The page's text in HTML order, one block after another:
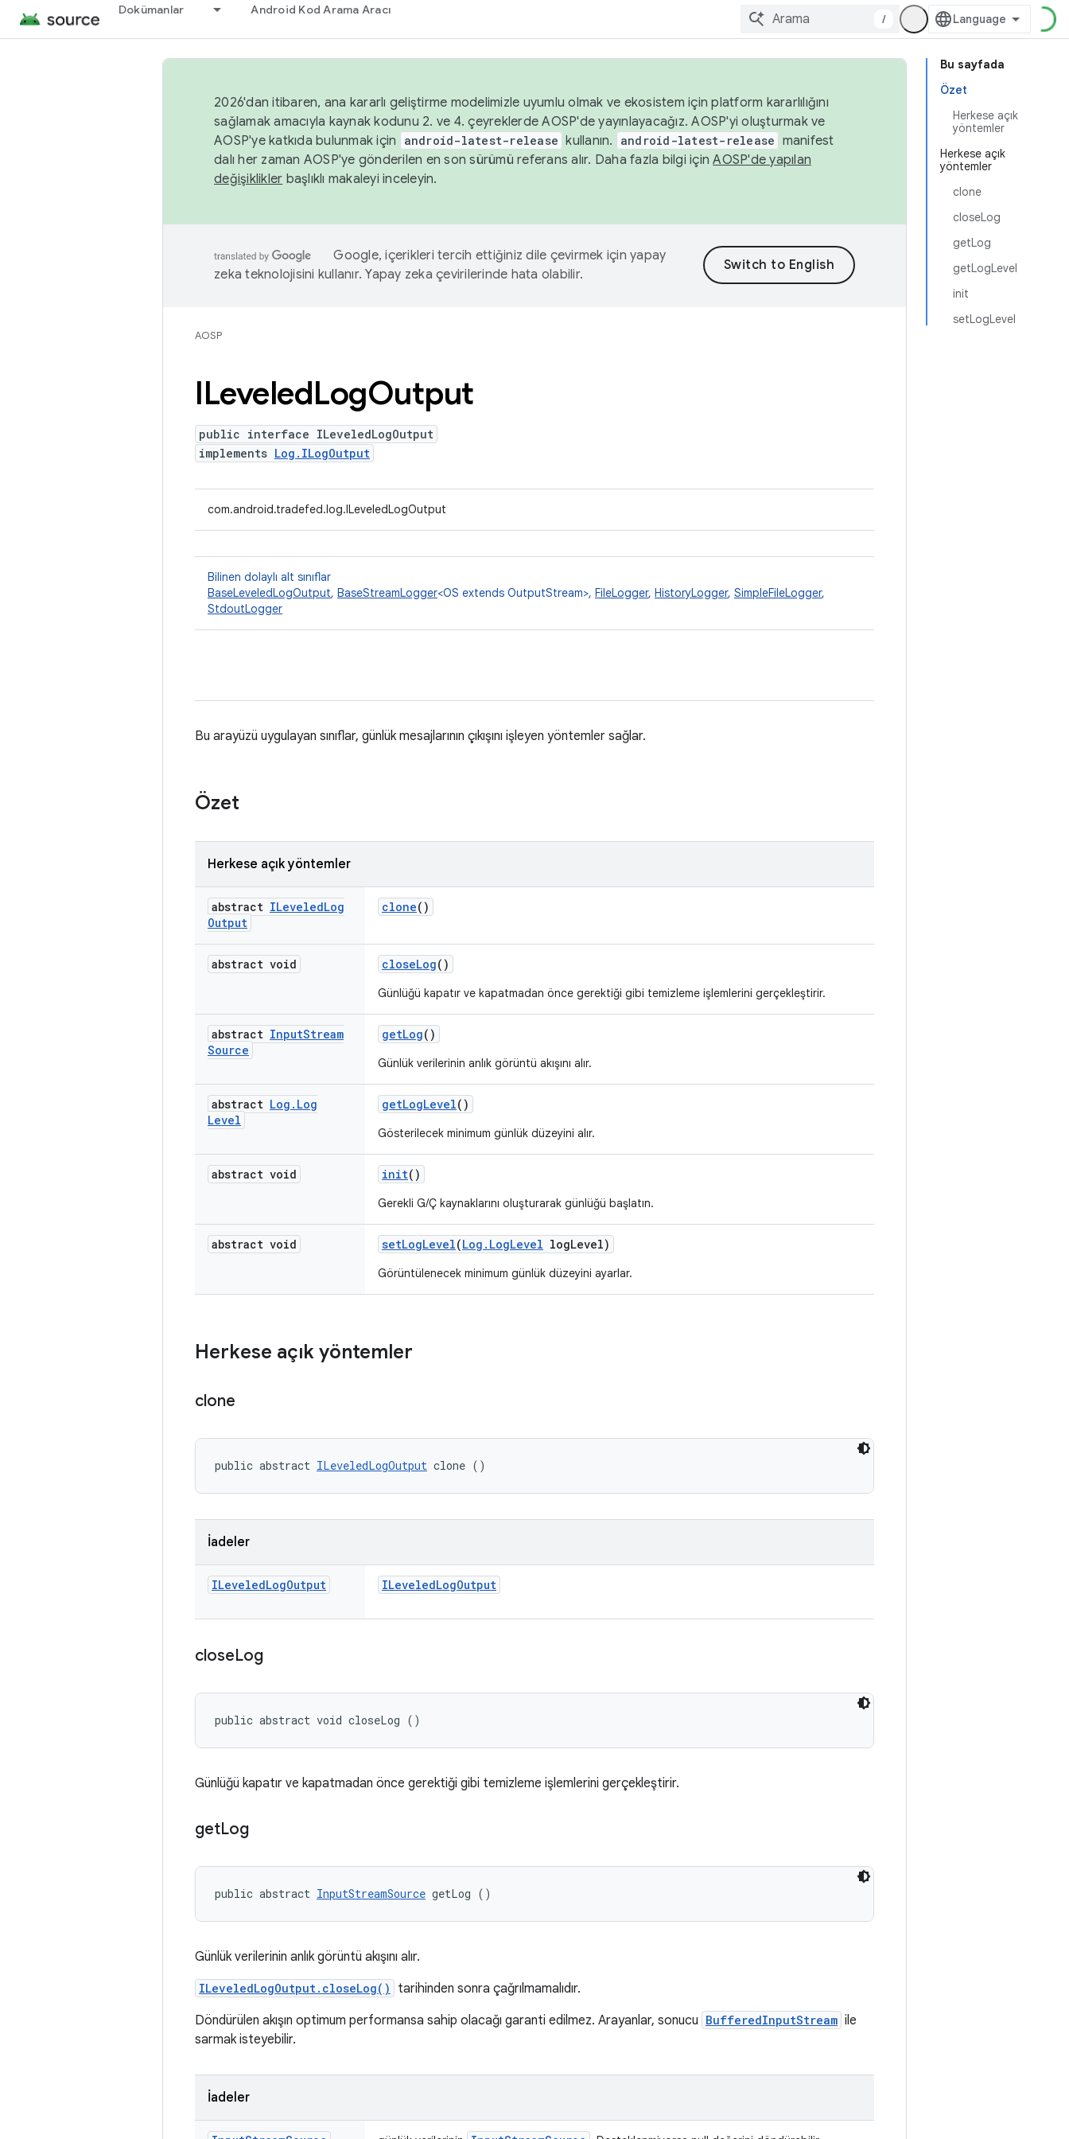
Dokümanlar Android Kod Arama Aracı
/
Bu sayfada
Özet
Herkese açık
yöntemler
Herkese açık
yöntemler
clone
closeLog
getLog
getLogLevel
init
setLogLevel
2026'dan itibaren, ana kararlı geliştirme modelimizle uyumlu olmak ve ekosistem için platform kararlılığını
sağlamak amacıyla kaynak kodunu 2. ve 4. çeyreklerde AOSP'de yayınlayacağız. AOSP'yi oluşturmak ve
AOSP'ye katkıda bulunmak için
android-latest-release kullanın. android-latest-release manifest
dalı her zaman AOSP'ye gönderilen en son sürümü referans alır. Daha fazla bilgi içinAOSP'de yapılan
değişiklikler başlıklı makaleyi inceleyin.
Google, içerikleri tercih ettiğiniz dile çevirmek için yapay
zeka teknolojisini kullanır. Yapay zeka çevirilerinde hata olabilir.
AOSP
ILeveledLogOutput
public interface ILeveledLogOutput
implements Log.ILogOutput
com.android.tradefed.log.ILeveledLogOutput
Bilinen dolaylı alt sınıflar
BaseLeveledLogOutput, BaseStreamLogger<OS extends OutputStream>, FileLogger, HistoryLogger, SimpleFileLogger,
StdoutLogger
Bu arayüzü uygulayan sınıflar, günlük mesajlarının çıkışını işleyen yöntemler sağlar.
Özet
Herkese açık yöntemler
abstract ILeveledLog
Output
clone()
abstract void closeLog()
Günlüğü kapatır ve kapatmadan önce gerektiği gibi temizleme işlemlerini gerçekleştirir.
abstract InputStream
Source
getLog()
Günlük verilerinin anlık görüntü akışını alır.
abstract Log . Log
Level
getLogLevel()
Gösterilecek minimum günlük düzeyini alır.
abstract void init()
Gerekli G/Ç kaynaklarını oluşturarak günlüğü başlatın.
abstract void setLogLevel(Log . LogLevel logLevel)
Görüntülenecek minimum günlük düzeyini ayarlar.
Herkese açık yöntemler
clone
public abstract ILeveledLogOutput clone ()
İadeler
ILeveledLogOutput ILeveledLogOutput
closeLog
public abstract void closeLog ()
Günlüğü kapatır ve kapatmadan önce gerektiği gibi temizleme işlemlerini gerçekleştirir.
getLog
public abstract InputStreamSource getLog ()
Günlük verilerinin anlık görüntü akışını alır.
ILeveledLogOutput.closeLog()
tarihinden sonra çağrılmamalıdır.
Döndürülen akışın optimum performansa sahip olacağı garanti edilmez. Arayanlar, sonucu BufferedInputStream ile
sarmak isteyebilir.
İadeler